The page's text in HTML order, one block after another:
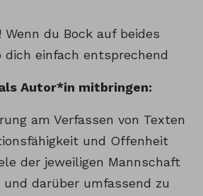
Wenn du Bock auf beides
dich einfach entsprechend
Autor*in mitbringen:
am Verfassen von Texten
und Offenheit
der jeweiligen Mannschaft
und darüber umfassend zu